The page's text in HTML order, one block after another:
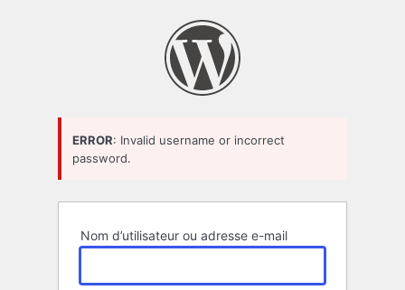
ERROR: Invalid username or incorrect
password.
Nom d’utilisateur ou adresse e-mail